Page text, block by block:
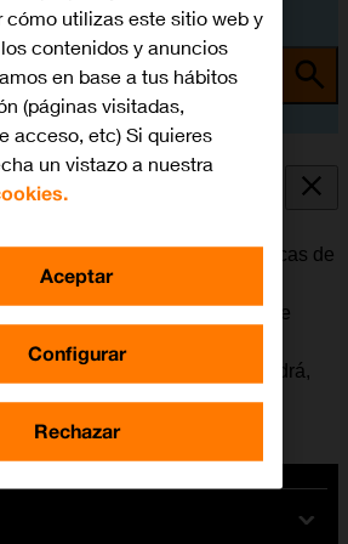
tema
modo de avión
todas las conexiones inalámbricas de
por ejemplo, con los
o el equipo de un hospital. Se
algunas funciones del móvil
está activado, pero no se podrá,
ni realizar llamadas.
cómo utilizas este sitio web y
contenidos y anuncios
en base a tus hábitos
(páginas visitadas,
acceso, etc) Si quieres
un vistazo a nuestra
Configurar
Rechazar
Aceptar